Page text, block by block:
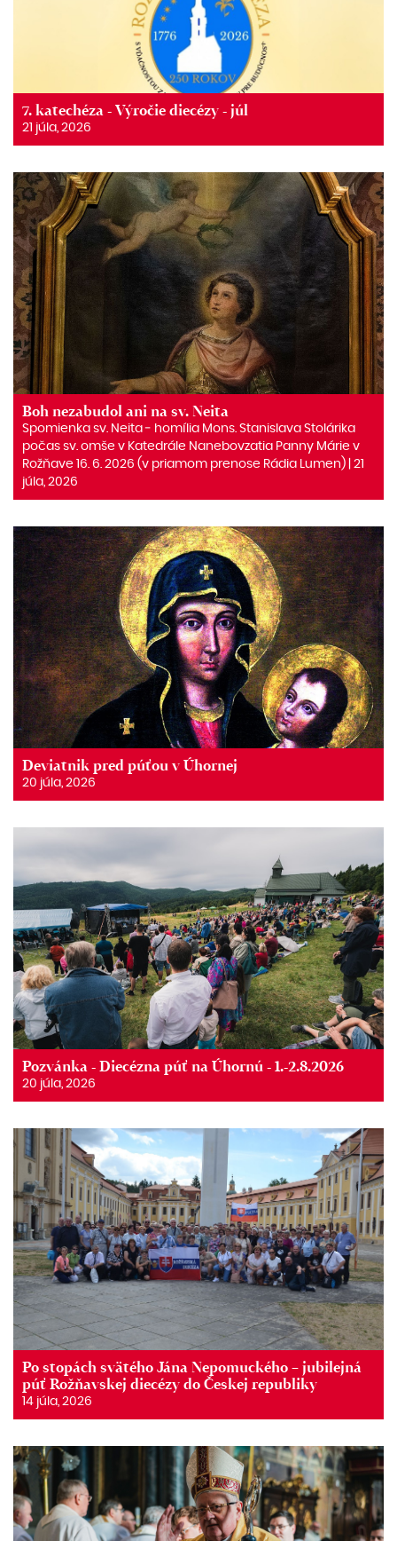
7. katechéza - Výročie diecézy - júl
21 júla, 2026
Boh nezabudol ani na sv. Neita
Spomienka sv. Neita ‒ homília Mons. Stanislava Stolárika
počas sv. omše v Katedrále Nanebovzatia Panny Márie v
Rožňave 16. 6. 2026 (v priamom prenose Rádia Lumen) | 21
júla, 2026
Deviatnik pred púťou v Úhornej
20 júla, 2026
Pozvánka - Diecézna púť na Úhornú - 1.-2.8.2026
20 júla, 2026
Po stopách svätého Jána Nepomuckého – jubilejná
púť Rožňavskej diecézy do Českej republiky
14 júla, 2026